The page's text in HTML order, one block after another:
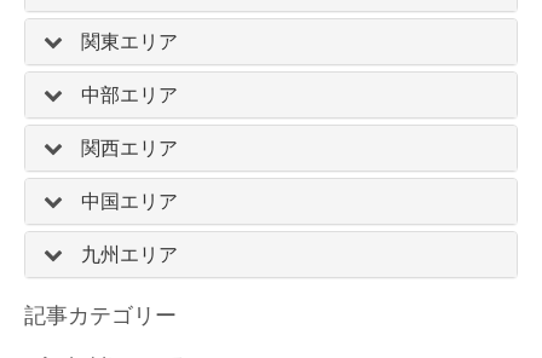
関東エリア
中部エリア
関西エリア
中国エリア
九州エリア
記事カテゴリー